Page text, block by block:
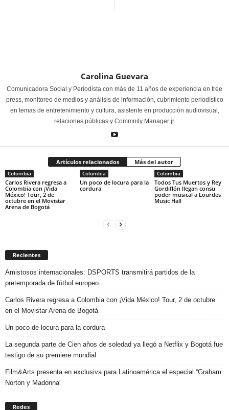
Carolina Guevara
Comunicadora Social y Periodista con más de 11 años de experiencia en free
press, monitoreo de medios y análisis de información, cubrimiento periodístico
en temas de entretenimiento y cultura, asistente en producción audiovisual,
relaciones públicas y Commnity Manager jr.
Artículos relacionados Más del autor
Colombia
Carlos Rivera regresa a
Colombia con ¡Vida
México! Tour, 2 de
octubre en el Movistar
Arena de Bogotá
Colombia
Un poco de locura para la
cordura
Colombia
Todos Tus Muertos y Rey
Gordiflón llegan consu
poder musical a Lourdes
Music Hall
Recientes
Amistosos internacionales: DSPORTS transmitirá partidos de la
pretemporada de fútbol europeo
Carlos Rivera regresa a Colombia con ¡Vida México! Tour, 2 de octubre
en el Movistar Arena de Bogotá
Un poco de locura para la cordura
La segunda parte de Cien años de soledad ya llegó a Netflix y Bogotá fue
testigo de su premiere mundial
Film&Arts presenta en exclusiva para Latinoamérica el especial “Graham
Norton y Madonna”
Redes